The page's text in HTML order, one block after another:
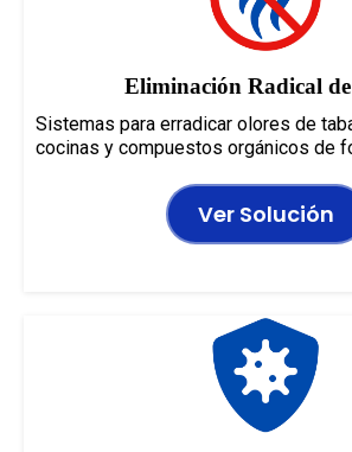
Eliminación Radical
Sistemas para erradicar olores de
cocinas y compuestos orgánicos de
Ver Solución